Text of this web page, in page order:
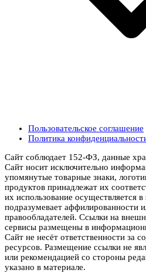
Пользовательское соглашение
Политика
Сайт соблюдает 152-ФЗ, данные
Сайт носит исключительно
упомянутые товарные знаки,
продуктов принадлежат их
их использование осуществляется
подразумевает аффилированности
правообладателей. Ссылки на
сервисы размещены в
Сайт не несёт ответственности за
ресурсов. Размещение ссылки не
или рекомендацией со стороны
указано в материале.